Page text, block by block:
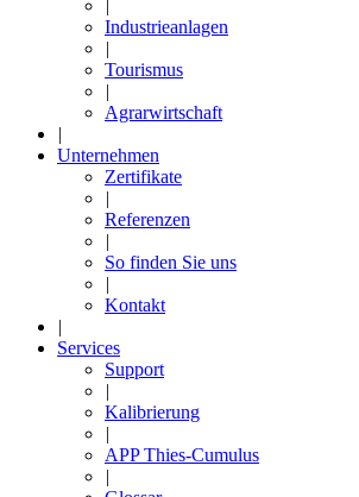
Industrieanlagen
|
Tourismus
|
Agrarwirtschaft
|
Unternehmen
Zertifikate
|
Referenzen
|
So finden Sie uns
|
Kontakt
|
Services
Support
|
Kalibrierung
|
APP Thies-Cumulus
|